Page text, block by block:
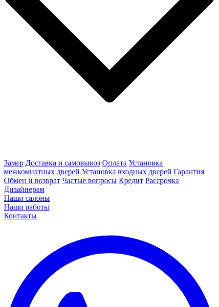
Замер Доставка и самовывоз Оплата Установка
межкомнатных дверей Установка входных дверей Гарантия
Обмен и возврат Частые вопросы Кредит Рассрочка
Дизайнерам
Наши салоны
Наши работы
Контакты